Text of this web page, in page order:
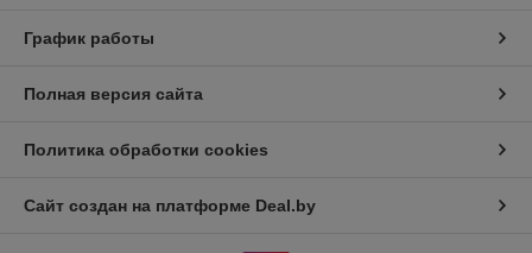
График работы
Полная версия сайта
Политика обработки cookies
Сайт создан на платформе Deal.by